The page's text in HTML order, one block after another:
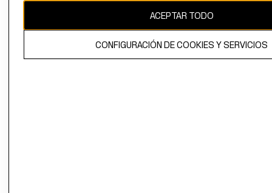
Uruguay ($U)
ACEPTAR TODO
CONFIGURACIÓN DE COOKIES Y SERVICIOS